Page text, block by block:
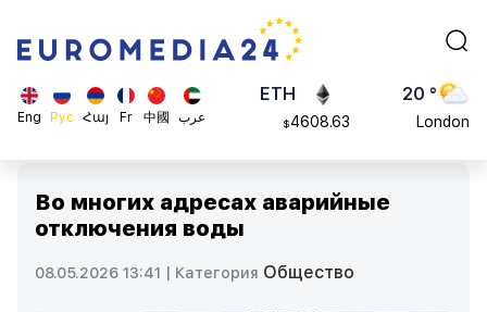
Eng Рус Հայ Fr 中國 عرب
ADA
0.868816
ETH
$4608.63
20 °
London
Во многих адресах аварийные
отключения воды
08.05.2026 13:41 | Категория Общество